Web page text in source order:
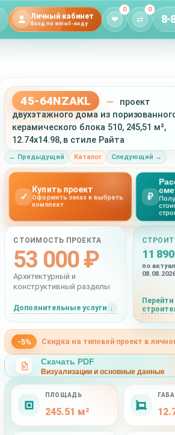
Личный кабинет
Вход по email-коду ❤
0
⇄
0
8-
45-64NZAKL —
проект
двухэтажного дома из
керамического блока 510, 245,51 м²,
12.74x14.98, в стиле Райта
← Предыдущий Каталог Следующий →
ПЛОЩАДЬ
245.51 м²
СТОИМОСТЬ ПРОЕКТА
53 000 ₽
Архитектурный и
конструктивный разделы
Дополнительные услуги
11
по
08.08.2026
Перейти
-5% Скидка на типовой проект в
✓
Купить проект
Оформить заказ и выбрать
комплект
₽
Скачать PDF
Визуализации и основные данные